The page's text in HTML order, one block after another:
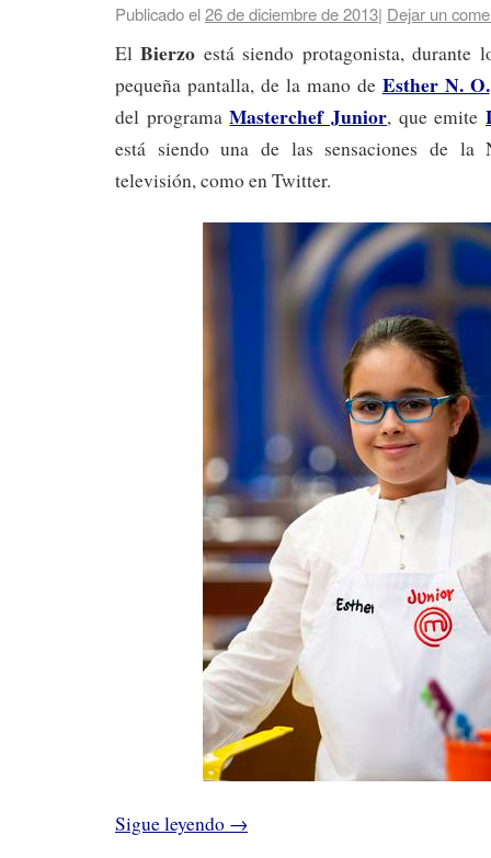
Publicado el26 de diciembre de 2013| Dejar un
ElBierzo está siendo protagonista, durante
pequeña pantalla, de la mano de Esther N. O.
del programaMasterchef Junior, que emite
está siendo una de las sensaciones de la
televisión, como en Twitter.
Sigue leyendo →